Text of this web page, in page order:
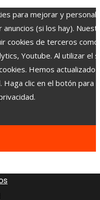
para mejorar y
(si los hay).
cookies de terceros como
Youtube. Al utilizar el
Hemos actualizado
Haga clic en el botón para